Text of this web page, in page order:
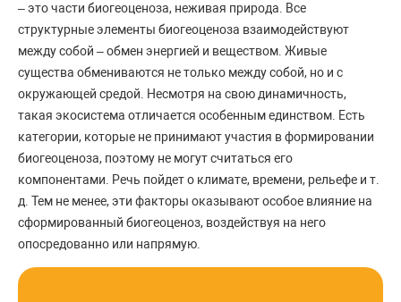
– это части биогеоценоза, неживая природа. Все
структурные элементы биогеоценоза взаимодействуют
между собой – обмен энергией и веществом. Живые
существа обмениваются не только между собой, но и с
окружающей средой. Несмотря на свою динамичность,
такая экосистема отличается особенным единством. Есть
категории, которые не принимают участия в формировании
биогеоценоза, поэтому не могут считаться его
компонентами. Речь пойдет о климате, времени, рельефе и т.
д. Тем не менее, эти факторы оказывают особое влияние на
сформированный биогеоценоз, воздействуя на него
опосредованно или напрямую.